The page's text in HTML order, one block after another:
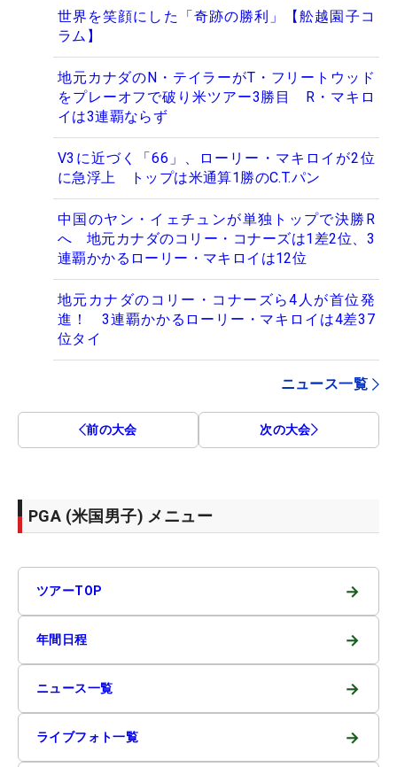
世界を笑顔にした「奇跡の勝利」【舩越園子コ
ラム】
地元カナダのN・テイラーがT・フリートウッド
をプレーオフで破り米ツアー3勝目 R・マキロ
イは3連覇ならず
V3に近づく「66」、ローリー・マキロイが2位
に急浮上 トップは米通算1勝のC.T.パン
中国のヤン・イェチュンが単独トップで決勝R
へ 地元カナダのコリー・コナーズは1差2位、3
連覇かかるローリー・マキロイは12位
地元カナダのコリー・コナーズら4人が首位発
進！ 3連覇かかるローリー・マキロイは4差37
位タイ
ニュース一覧
前の大会 次の大会
PGA (米国男子) メニュー
ツアーTOP →
年間日程 →
ニュース一覧 →
ライブフォト一覧 →